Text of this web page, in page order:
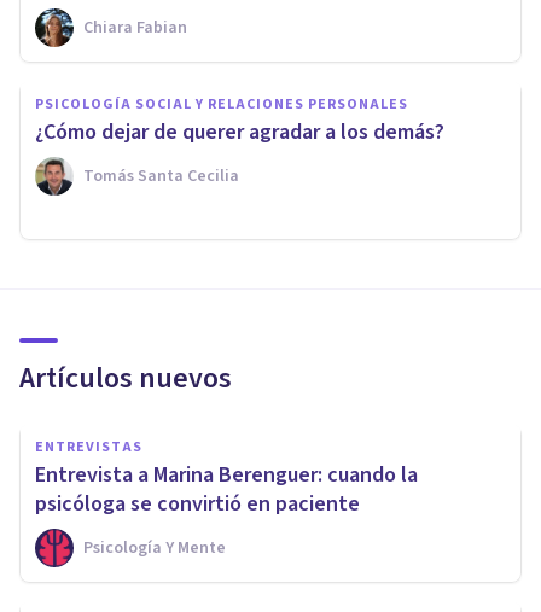
Chiara Fabian
PSICOLOGÍA SOCIAL Y RELACIONES PERSONALES
¿Cómo dejar de querer agradar a los demás?
Tomás Santa Cecilia
Artículos nuevos
ENTREVISTAS
Entrevista a Marina Berenguer: cuando la
psicóloga se convirtió en paciente
Psicología Y Mente